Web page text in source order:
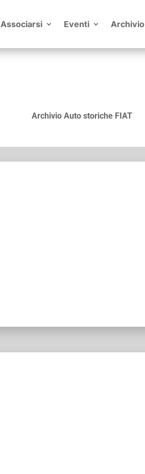
Associarsi Eventi Archivio
Archivio Auto storiche FIAT